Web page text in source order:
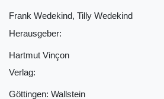
Frank Wedekind, Tilly Wedekind
Herausgeber:
Hartmut Vinçon
Verlag:
Göttingen: Wallstein